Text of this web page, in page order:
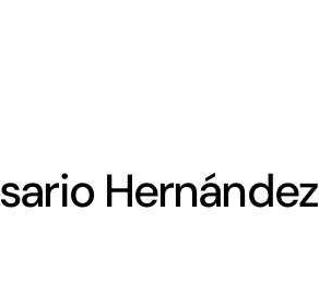
Hernández